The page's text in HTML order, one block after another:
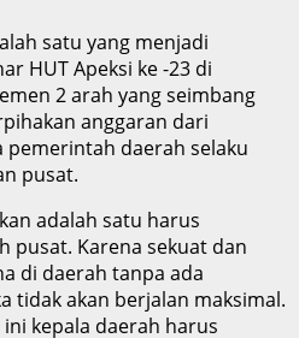
satu yang menjadi
HUT Apeksi ke -23 di
2 arah yang seimbang
anggaran dari
daerah selaku
pusat.
adalah satu harus
pusat. Karena sekuat dan
di daerah tanpa ada
tidak akan berjalan maksimal.
kepala daerah harus